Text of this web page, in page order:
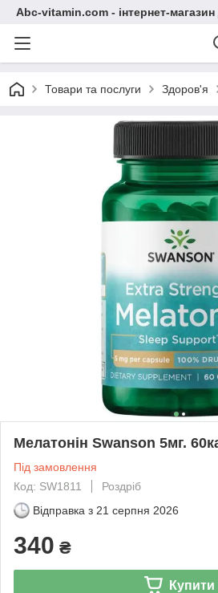
Abc-vitamin.com - інтернет-
Товари та послуги Здоров'я
Мелатонін Swanson 5мг.
Під замовлення
Код: SW1811
Роздріб
Відправка з 21 серпня 2026
340 ₴
Купити